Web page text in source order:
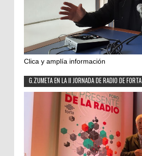
Clica y amplía información
G.ZUMETA EN LA II JORNADA DE RADIO DE FORTA